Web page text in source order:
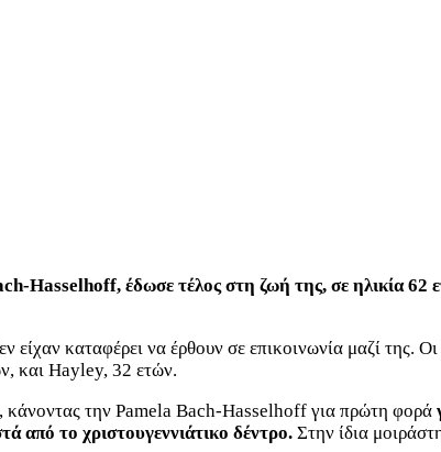
Hasselhoff, έδωσε τέλος στη ζωή της, σε ηλικία
είχαν καταφέρει να έρθουν σε επικοινωνία μαζί της.
και Hayley, 32 ετών.
κάνοντας την Pamela Bach-Hasselhoff για πρώτη φορά
από το χριστουγεννιάτικο δέντρο. Στην ίδια